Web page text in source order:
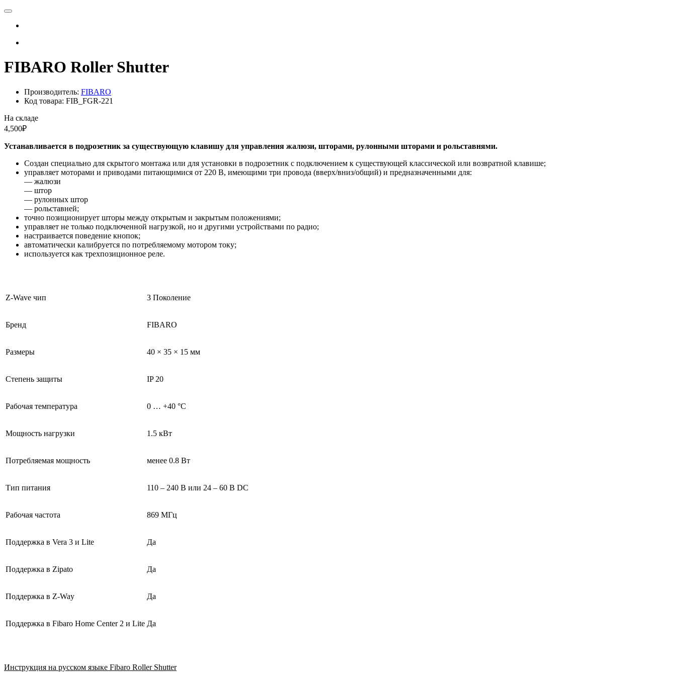
FIBARO Roller Shutter
Производитель: FIBARO
Код товара: FIB_FGR-221
На складе
4,500₽
Устанавливается в подрозетник за существующую клавишу для управления жалюзи, шторами, рулонными шторами и рольставнями.
Создан специально для скрытого монтажа или для установки в подрозетник с подключением к существующей классической или возвратной клавише;
управляет моторами и приводами питающимися от 220 В, имеющими три провода (вверх/вниз/общий) и предназначенными для:
–– жалюзи
–– штор
–– рулонных штор
–– рольставней;
точно позиционирует шторы между открытым и закрытым положениями;
управляет не только подключенной нагрузкой, но и другими устройствами по радио;
настраивается поведение кнопок;
автоматически калибруется по потребляемому мотором току;
используется как трехпозиционное реле.
Z-Wave чип 3 Поколение
Бренд FIBARO
Размеры 40 × 35 × 15 мм
Степень защиты IP 20
Рабочая температура 0 … +40 °C
Мощность нагрузки 1.5 кВт
Потребляемая мощность менее 0.8 Вт
Тип питания 110 – 240 В или 24 – 60 В DC
Рабочая частота 869 МГц
Поддержка в Vera 3 и Lite Да
Поддержка в Zipato Да
Поддержка в Z-Way Да
Поддержка в Fibaro Home Center 2 и Lite Да
Инструкция на русском языке Fibaro Roller Shutter